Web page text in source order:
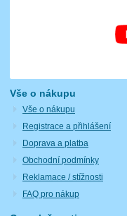
Vše o nákupu
Vše o nákupu
Registrace a přihlášení
Doprava a platba
Obchodní podmínky
Reklamace / stížnosti
FAQ pro nákup